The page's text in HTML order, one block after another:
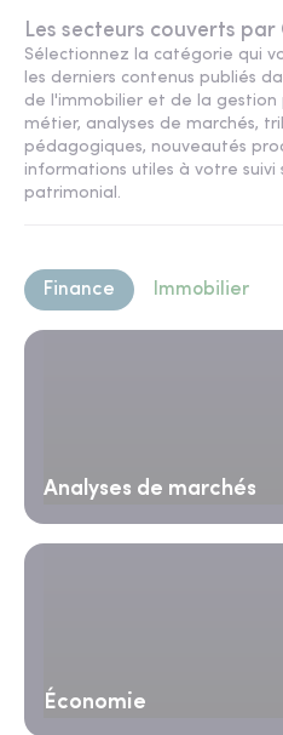
Les secteurs couverts
Sélectionnez la catégorie qui
les derniers contenus publiés
de l'immobilier et de la
métier, analyses de marchés,
pédagogiques, nouveautés
informations utiles à votre
patrimonial.
Finance Immobilier
Analyses de marchés
Économie